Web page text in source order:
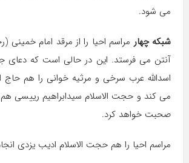
می شود.
شبکه چهار مراسم احیا را از مرقد امام خمینی
آنتن می فرستد. این در حالی است که دعای
اسدالله عرب سرخی و مرثیه خوانی را هم حاج
می کند و حجت الاسلام سیدابراهیم رییسی
صحبت خواهد کرد.
مراسم احیا را هم حجت الاسلام ادیب یزدی